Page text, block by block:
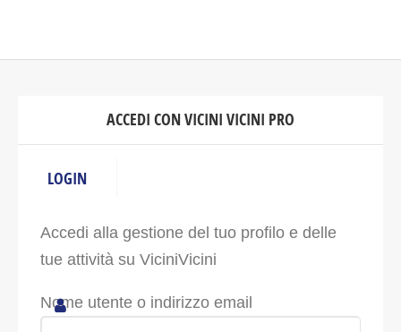
ACCEDI CON VICINI VICINI PRO
LOGIN
Accedi alla gestione del tuo profilo e delle
tue attività su ViciniVicini
Nome utente o indirizzo email